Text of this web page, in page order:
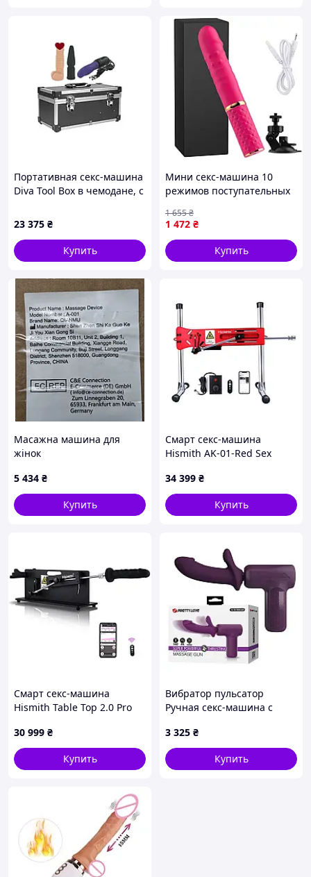
Портативная секс-машина
Diva Tool Box в чемодане, с
насадками Vac-U-Lock,
черная sexstyle
23 375 ₴
Купить
Мини секс-машина 10
режимов поступательных
присоской
1 472 ₴
1 655₴
Купить
Масажна машина для
жінок
5 434 ₴
Купить
Смарт секс-машина
Hismith AK-01-Red Sex
фаллоимитатором
34 399 ₴
Купить
Смарт секс-машина
Hismith Table Top 2.0 Pro
30 999 ₴
Купить
Вибратор пульсатор
Ручная секс-машина с
LYBAILE Massage Gun
ErMax
3 325 ₴
Купить